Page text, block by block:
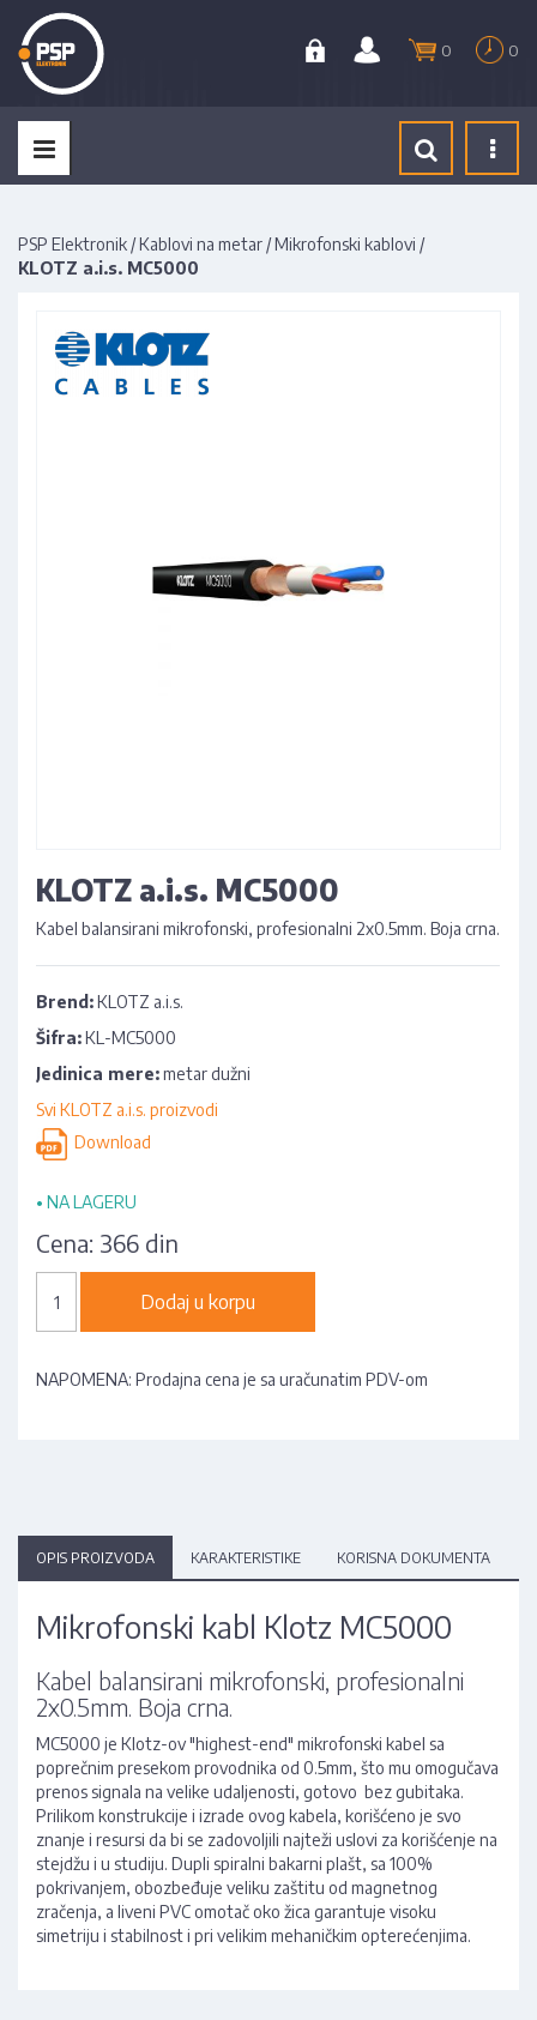
0 0
PSP Elektronik /Kablovi na metar /Mikrofonski kablovi /
KLOTZ a.i.s. MC5000
KLOTZ a.i.s. MC5000
Kabel balansirani mikrofonski, profesionalni 2x0.5mm. Boja crna.
Brend:KLOTZ a.i.s.
Šifra:KL-MC5000
Jedinica mere:metar dužni
Svi KLOTZ a.i.s. proizvodi
Download
• NA LAGERU
Cena: 366 din
Dodaj u korpu
NAPOMENA: Prodajna cena je sa uračunatim PDV-om
OPIS PROIZVODA KARAKTERISTIKE KORISNA DOKUMENTA
Mikrofonski kabl Klotz MC5000
Kabel balansirani mikrofonski, profesionalni
2x0.5mm. Boja crna.
MC5000 je Klotz-ov "highest-end" mikrofonski kabel sa
poprečnim presekom provodnika od 0.5mm, što mu omogučava
prenos signala na velike udaljenosti, gotovo bez gubitaka.
Prilikom konstrukcije i izrade ovog kabela, korišćeno je svo
znanje i resursi da bi se zadovoljili najteži uslovi za korišćenje na
stejdžu i u studiju. Dupli spiralni bakarni plašt, sa 100%
pokrivanjem, obozbeđuje veliku zaštitu od magnetnog
zračenja, a liveni PVC omotač oko žica garantuje visoku
simetriju i stabilnost i pri velikim mehaničkim opterećenjima.